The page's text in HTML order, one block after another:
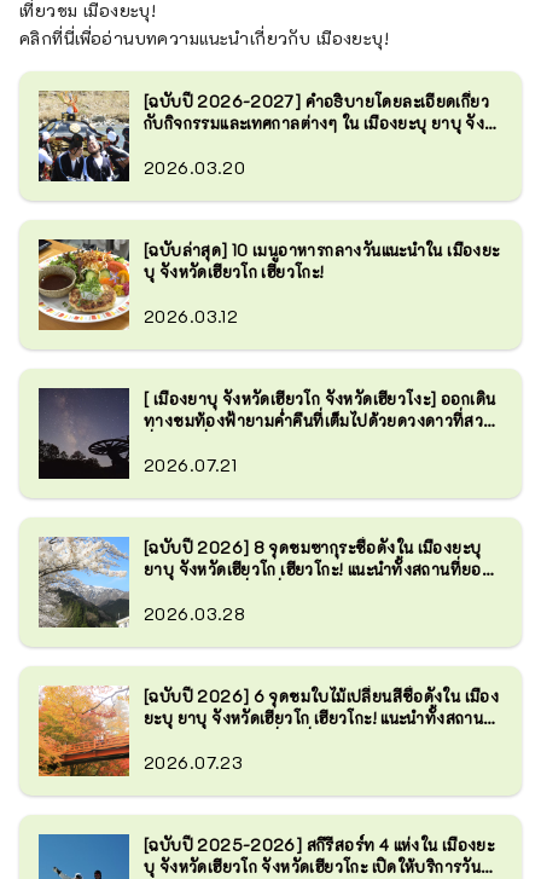
เที่ยวชม เมืองยะบุ!
คลิกที่นี่เพื่ออ่านบทความแนะนำเกี่ยวกับ เมืองยะบุ!
[ฉบับปี 2026-2027] คำอธิบายโดยละเอียดเกี่ยว
กับกิจกรรมและเทศกาลต่างๆ ใน เมืองยะบุ ยาบุ จัง
2026.03.20
[ฉบับล่าสุด] 10 เมนูอาหารกลางวันแนะนำใน เมืองยะ
บุ จังหวัดเฮียวโก เฮียวโกะ!
2026.03.12
[ เมืองยาบุ จังหวัดเฮียวโก จังหวัดเฮียวโงะ] ออกเดิน
ทางชมท้องฟ้ายามค่ำคืนที่เต็มไปด้วยดวงดาวที่สวย
2026.07.21
[ฉบับปี 2026] 8 จุดชมซากุระชื่อดังใน เมืองยะบุ
ยาบุ จังหวัดเฮียวโก เฮียวโกะ! แนะนำทั้งสถานที่ยอด
2026.03.28
[ฉบับปี 2026] 6 จุดชมใบไม้เปลี่ยนสีชื่อดังใน เมือง
ยะบุ ยาบุ จังหวัดเฮียวโก เฮียวโกะ! แนะนำทั้งสถานที่
2026.07.23
[ฉบับปี 2025-2026] สกีรีสอร์ท 4 แห่งใน เมืองยะ
บุ จังหวัดเฮียวโก จังหวัดเฮียวโกะ เปิดให้บริการวันที่